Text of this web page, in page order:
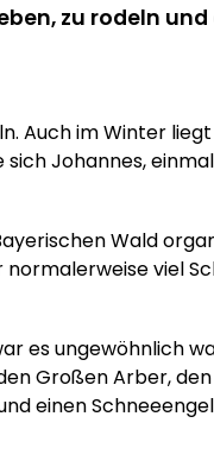
zu rodeln und
Auch im Winter
sich Johannes,
Wald
viel
es ungewöhnlich
Großen Arber,
einen